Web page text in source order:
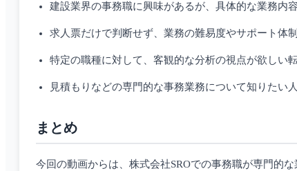
建設業界の事務職に興味があるが、具体的な業務内
求人票だけで判断せず、業務の難易度やサポート体
特定の職種に対して、客観的な分析の視点が欲しい
見積もりなどの専門的な事務業務について知りたい人
まとめ
今回の動画からは、株式会社SROでの事務職が専門的